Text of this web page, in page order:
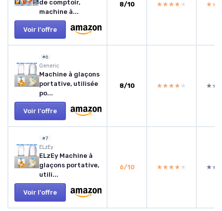
de comptoir,
machine à...
Voir l'offre
8/10 ★★★★★
★★★★★
#6
‎Generic
Machine à glaçons
portative, utilisée
po...
Voir l'offre
8/10 ★★★★★
★★★★★
#7
ELzEy
ELzEy Machine à
glaçons portative,
utili...
Voir l'offre
6/10 ★★★★★
★★★★★